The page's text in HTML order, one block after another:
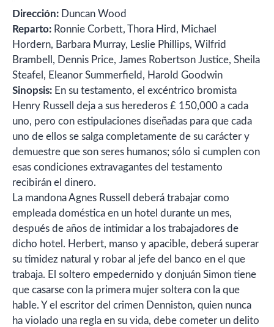
Dirección: Duncan Wood
Reparto: Ronnie Corbett, Thora Hird, Michael
Hordern, Barbara Murray, Leslie Phillips, Wilfrid
Brambell, Dennis Price, James Robertson Justice, Sheila
Steafel, Eleanor Summerfield, Harold Goodwin
Sinopsis: En su testamento, el excéntrico bromista
Henry Russell deja a sus herederos £ 150,000 a cada
uno, pero con estipulaciones diseñadas para que cada
uno de ellos se salga completamente de su carácter y
demuestre que son seres humanos; sólo si cumplen con
esas condiciones extravagantes del testamento
recibirán el dinero.
La mandona Agnes Russell deberá trabajar como
empleada doméstica en un hotel durante un mes,
después de años de intimidar a los trabajadores de
dicho hotel. Herbert, manso y apacible, deberá superar
su timidez natural y robar al jefe del banco en el que
trabaja. El soltero empedernido y donjuán Simon tiene
que casarse con la primera mujer soltera con la que
hable. Y el escritor del crimen Denniston, quien nunca
ha violado una regla en su vida, debe cometer un delito